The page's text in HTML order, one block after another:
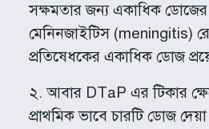
সক্ষমতার জন্য একাধিক
মেনিনজাইটিস (meningitis)
প্রতিষেধকের একাধিক ডোজ
২. আবার DTaP এর টিকার
প্রাথমিক ভাবে চারটি ডোজ